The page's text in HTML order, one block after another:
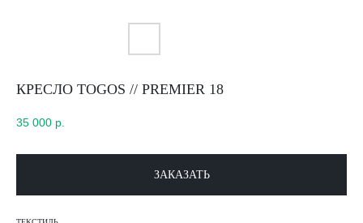
КРЕСЛО TOGOS // PREMIER 18
35 000 р.
ЗАКАЗАТЬ